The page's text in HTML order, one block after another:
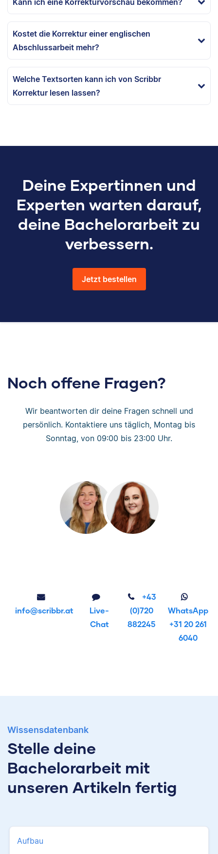
Kostet die Korrektur einer englischen
Abschlussarbeit mehr?
Welche Textsorten kann ich von Scribbr
Korrektur lesen lassen?
Deine Expertinnen und
Experten warten darauf,
deine Bachelorarbeit zu
verbessern.
Jetzt bestellen
Noch offene Fragen?
Wir beantworten dir deine Fragen schnell und
persönlich. Kontaktiere uns täglich, Montag bis
Sonntag, von 09:00 bis 23:00 Uhr.
info@scribbr.at
Live-
Chat
+43
(0)720
882245
WhatsApp
+31 20 261
6040
Wissensdatenbank
Stelle deine
Bachelorarbeit mit
unseren Artikeln fertig
Aufbau